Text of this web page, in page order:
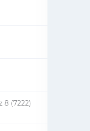
8 (7222)